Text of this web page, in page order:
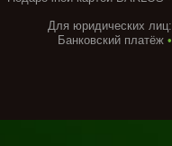
Для юридических лиц:
Банковский платёж •